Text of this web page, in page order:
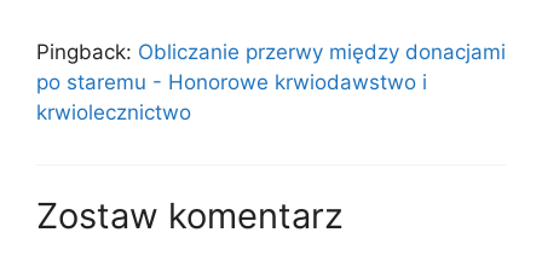
Pingback: Obliczanie przerwy między donacjami
po staremu - Honorowe krwiodawstwo i
krwiolecznictwo
Zostaw komentarz